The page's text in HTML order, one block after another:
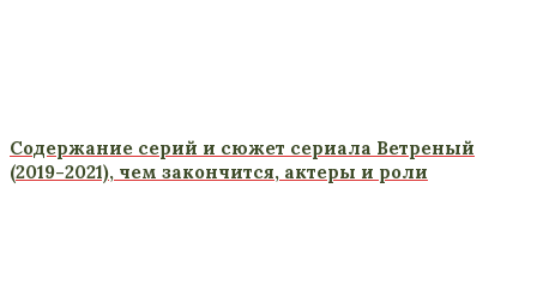
Содержание серий и сюжет сериала Ветреный
(2019-2021), чем закончится, актеры и роли